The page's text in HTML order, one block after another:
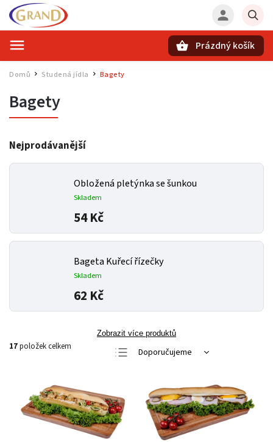
Prázdný košík
Domů / Studená jídla Bagety
Bagety
Nejprodávanější
Obložená pletýnka se šunkou
Skladem
54 Kč
Bageta Kuřecí řízečky
Skladem
62 Kč
Zobrazit více produktů
Doporučujeme
Nejdražší
Nejprodávanější
Abecedně
17položek celkem